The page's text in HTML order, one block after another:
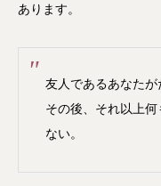
あります。
友人であるあなたが
その後、それ以上
ない。